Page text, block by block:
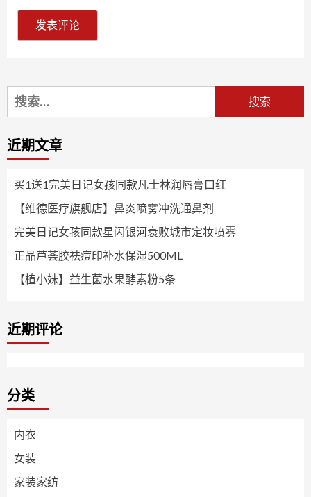
搜
索：
近期文章
买1送1完美日记女孩同款凡士林润唇膏口红
【维德医疗旗舰店】鼻炎喷雾冲洗通鼻剂
完美日记女孩同款星闪银河衰败城市定妆喷雾
正品芦荟胶祛痘印补水保湿500ML
【植小妹】益生菌水果酵素粉5条
近期评论
分类
内衣
女装
家装家纺